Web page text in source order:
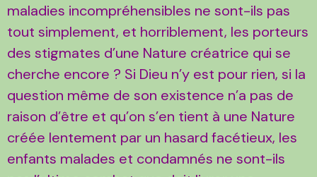
maladies incompréhensibles ne sont-ils pas
tout simplement, et horriblement, les porteurs
des stigmates d’une Nature créatrice qui se
cherche encore ? Si Dieu n’y est pour rien, si la
question même de son existence n’a pas de
raison d’être et qu’on s’en tient à une Nature
créée lentement par un hasard facétieux, les
enfants malades et condamnés ne sont-ils